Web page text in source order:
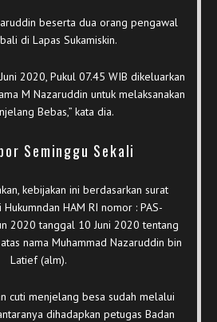
beserta dua orang pengawal
di Lapas Sukamiskin.
2020, Pukul 07.45 WIB dikeluarkan
M Nazaruddin untuk melaksanakan
Bebas,” kata dia.
Seminggu Sekali
kebijakan ini berdasarkan surat
HAM RI nomor : PAS-
2020 tanggal 10 Juni 2020 tentang
nama Muhammad Nazaruddin bin
Latief (alm).
cuti menjelang besa sudah melalui
dihadapkan petugas Badan